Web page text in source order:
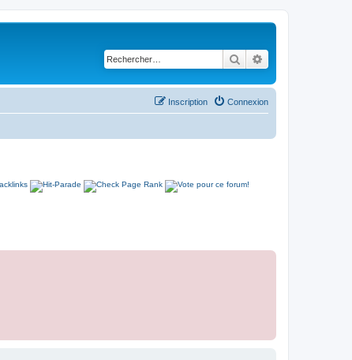
Rechercher
Connexion
Inscription